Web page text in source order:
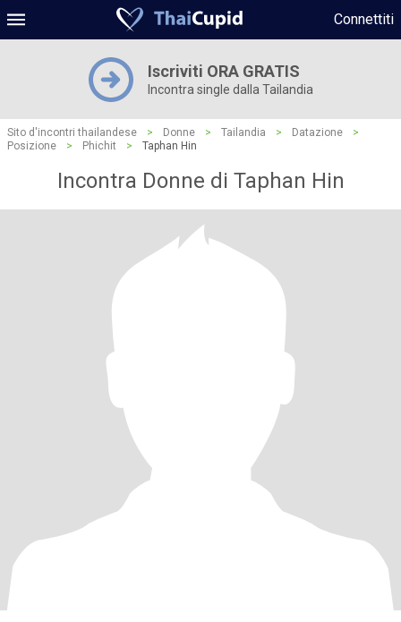
Connettiti
Iscriviti ORA GRATIS
Incontra single dalla Tailandia
Sito d'incontri thailandese > Donne > Tailandia > Datazione
>
Posizione
> Phichit > Taphan Hin
Incontra Donne di Taphan Hin